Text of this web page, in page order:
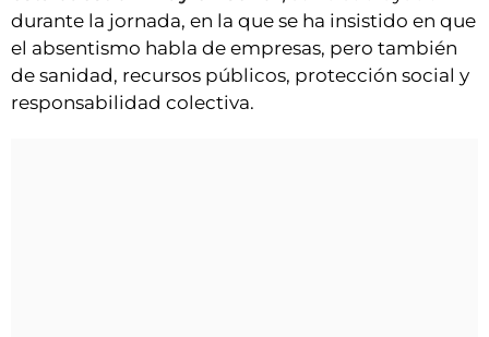
durante la jornada, en la que se ha insistido en que
el absentismo habla de empresas, pero también
de sanidad, recursos públicos, protección social y
responsabilidad colectiva.